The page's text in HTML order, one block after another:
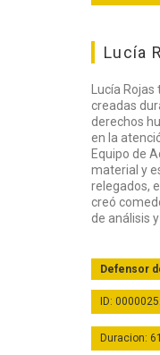
Lucía
Lucía
creadas
derechos
en la
Equipo de
material y
relegados,
creó
de análisis
Defensor
ID:
Duracion: